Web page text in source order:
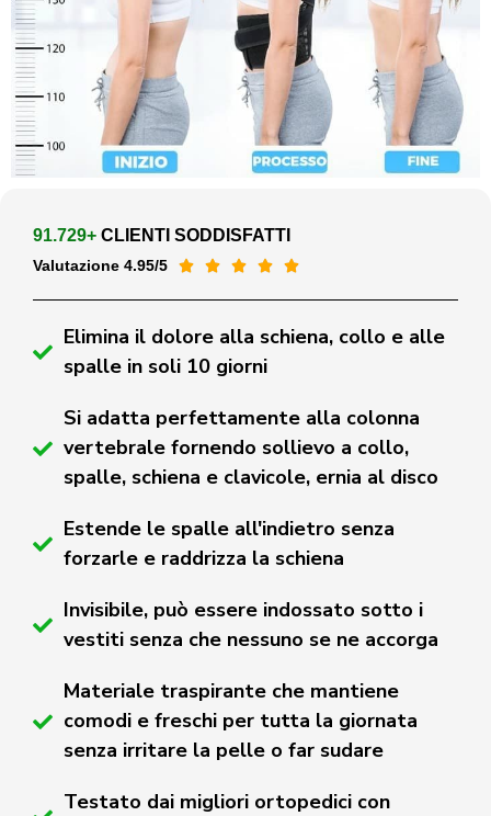
91.729+ CLIENTI SODDISFATTI
Valutazione 4.95/5     
Elimina il dolore alla schiena, collo e alle
spalle in soli 10 giorni
Si adatta perfettamente alla colonna
vertebrale fornendo sollievo a collo,
spalle, schiena e clavicole, ernia al disco
Estende le spalle all'indietro senza
forzarle e raddrizza la schiena
Invisibile, può essere indossato sotto i
vestiti senza che nessuno se ne accorga
Materiale traspirante che mantiene
comodi e freschi per tutta la giornata
senza irritare la pelle o far sudare
Testato dai migliori ortopedici con